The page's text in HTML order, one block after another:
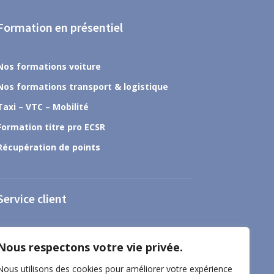
respectons votre vie privée.
utilisons des cookies pour améliorer votre expérience
en présentiel
formations voiture
formations transport & logistique
– VTC – Mobilité
titre pro ECSR
de points
client
contacter